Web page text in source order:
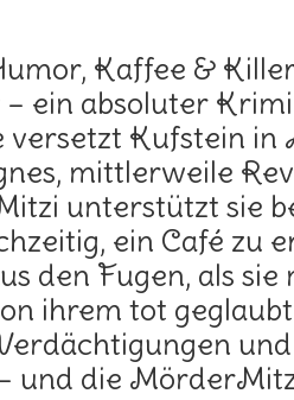
Kaffee &
ein absoluter
versetzt Kufstein in
mittlerweile
unterstützt sie
ein Café zu
den Fugen, als sie
ihrem tot
und die